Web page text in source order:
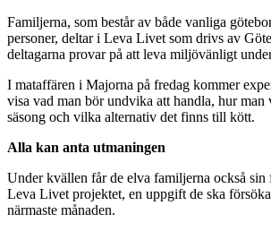
Familjerna, som består av både vanliga
personer, deltar i Leva Livet som drivs av
deltagarna provar på att leva miljövänligt
I mataffären i Majorna på fredag kommer
visa vad man bör undvika att handla, hur man
säsong och vilka alternativ det finns till kött.
Alla kan anta utmaningen
Under kvällen får de elva familjerna också sin
Leva Livet projektet, en uppgift de ska
närmaste månaden.